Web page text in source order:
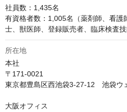
社員数：1,435名
有資格者数：1,005名（薬剤師、看護
所在地
本社
〒171-0021
東京都豊島区西池袋3-27-12　池袋ウ
大阪オフィス